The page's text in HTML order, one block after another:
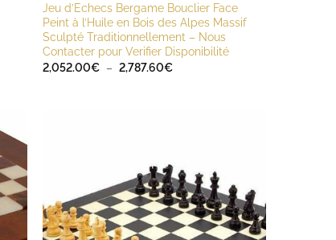
Jeu d’Echecs Bergame Bouclier Face
Peint à l’Huile en Bois des Alpes Massif
Sculpté Traditionnellement – Nous
Contacter pour Verifier Disponibilité
2,052.00€ – 2,787.60€Plage